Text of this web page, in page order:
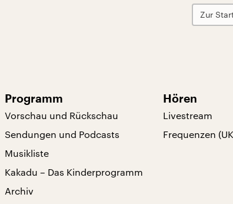
Zur
Programm
Vorschau und Rückschau
Sendungen und Podcasts
Musikliste
Kakadu – Das Kinderprogramm
Archiv
Hören
Livestream
Frequenzen